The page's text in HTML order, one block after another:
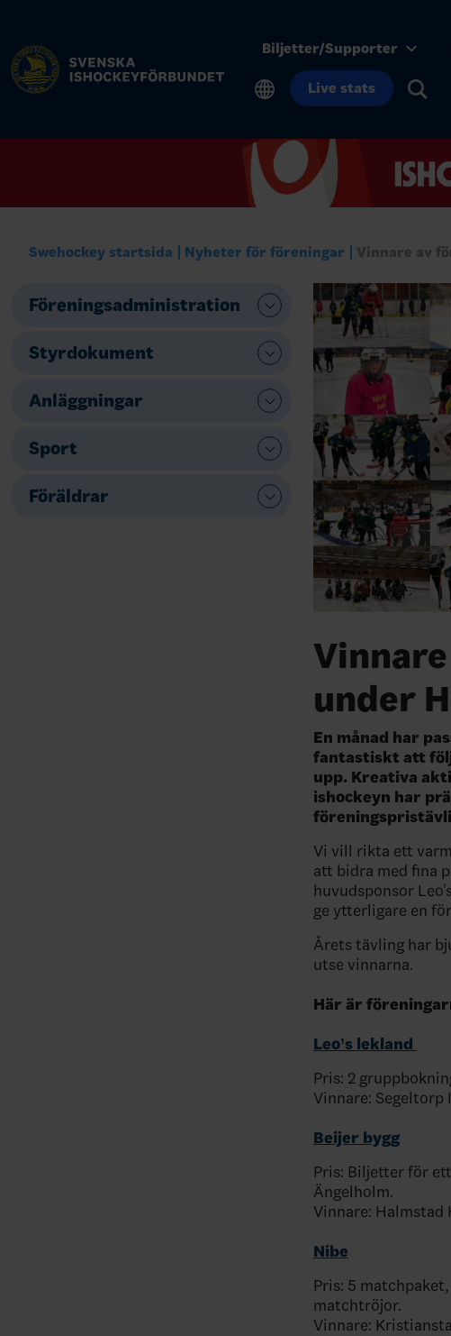
Biljetter/Supporter
Live stats
Swehockey startsida Nyheter för föreningar Vinnare av
Föreningsadministration
Styrdokument
Anläggningar
Sport
Föräldrar
under
En månad har
fantastiskt att
upp. Kreativa
ishockeyn har
Vi vill rikta ett
att bidra med fina
huvudsponsor
ge ytterligare en
Årets tävling har
utse vinnarna.
Här är
Leo’s lekland
Pris: 2
Vinnare: Segeltorp
Beijer bygg
Pris: Biljetter för
Ängelholm.
Vinnare: Halmstad
Nibe
Pris: 5
matchtröjor.
Vinnare: